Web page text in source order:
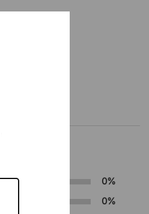
0%
0%